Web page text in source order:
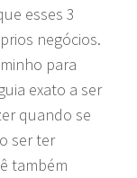
esses 3
negócios.
para
exato a ser
quando se
ser ter
também